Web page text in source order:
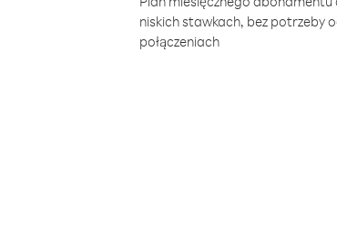
niskich stawkach, bez potrzeby
połączeniach